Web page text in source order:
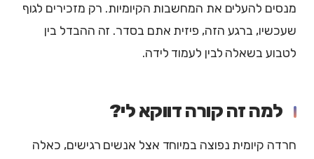
מנסים להעלים את המחשבות הקיומיות. רק מזכירים לגוף
שעכשיו, ברגע הזה, פיזית אתם בסדר. זה ההבדל בין
לטבוע בשאלה לבין לעמוד לידה.
למה זה קורה דווקא לי?
חרדה קיומית נפוצה במיוחד אצל אנשים רגישים, כאלה